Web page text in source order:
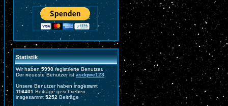
Statistik
Wir haben 5990 registrierte Benutzer.
Der neueste Benutzer istasdqwe123
Unsere Benutzer haben insgesamt
116401 Beiträge geschrieben.
insgesammt 5252 Beiträge